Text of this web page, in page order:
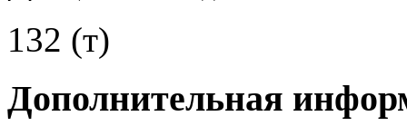
132 (т)
Дополнительная